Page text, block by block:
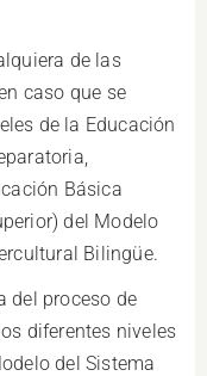
de las
caso que se
de la Educación
Básica
del Modelo
Bilingüe.
del proceso de
diferentes niveles
del Sistema